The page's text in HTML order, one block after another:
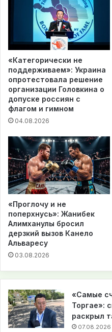
«Категорически не
поддерживаем»: Украина
опротестовала решение
организации Головкина о
допуске россиян с
флагом и гимном
04.08.2026
«Проглочу и не
поперхнусь»: Жанибек
Алимханулы бросил
дерзкий вызов Канело
Альваресу
03.08.2026
«Самые
Торгае»:
раскрыл
07.08.2026